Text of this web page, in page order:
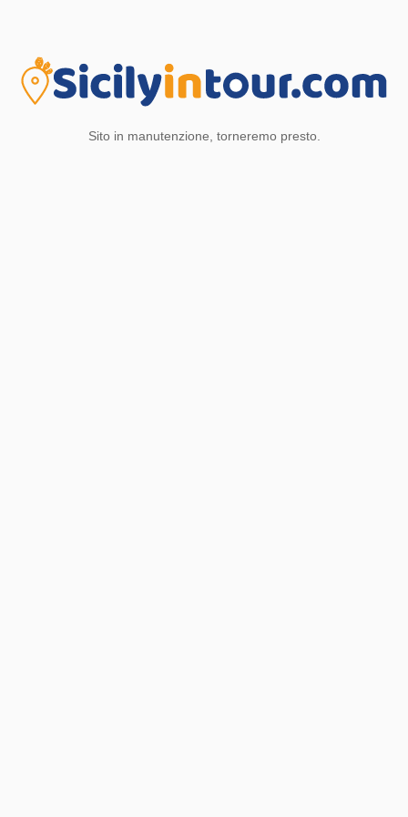
Sito in manutenzione, torneremo presto.